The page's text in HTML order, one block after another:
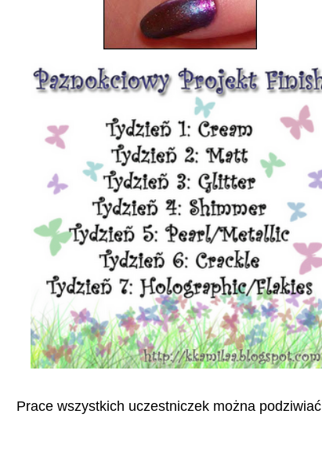
Prace wszystkich uczestniczek można podziwiać